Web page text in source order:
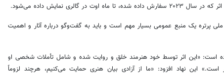
در گالری نمایش داده می‌شود.
پرتره یک منبع عمومی بسیار مهم است و باید به گفت‌وگو درباره آثار و اهمیت
کرده است: «این اثر توسط خود هنرمند خلق و روایت شده و شامل تأملات شخصی او
است.» این نهاد افزود: «ما از آزادی بیان هنری حمایت می‌کنیم، هرچند لزوماً